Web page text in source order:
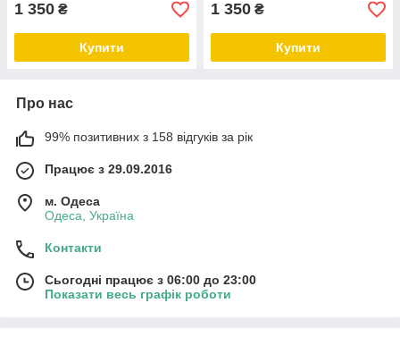
1 350 ₴
Купити
1 350 ₴
Купити
Про нас
99% позитивних з 158 відгуків за рік
Працює з 29.09.2016
м. Одеса
Одеса, Україна
Контакти
Сьогодні працює з 06:00 до 23:00
Показати весь графік роботи